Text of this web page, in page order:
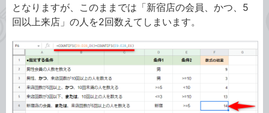
となりますが、このままでは「新宿店の会員、かつ、5
回以上来店」の人を2回数えてしまいます。